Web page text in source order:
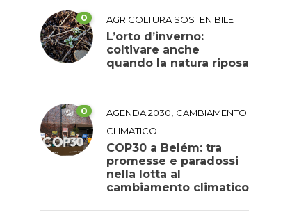
0 AGRICOLTURA SOSTENIBILE
L’orto d’inverno:
coltivare anche
quando la natura riposa
0 AGENDA 2030, CAMBIAMENTO
CLIMATICO
COP30 a Belém: tra
promesse e paradossi
nella lotta al
cambiamento climatico